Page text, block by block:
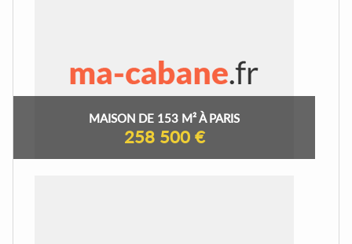
MAISON DE 153 M² À PARIS
258 500 €